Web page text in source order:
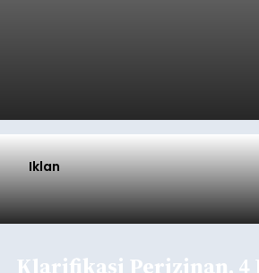
Iklan
Klarifikasi Perizinan, 4